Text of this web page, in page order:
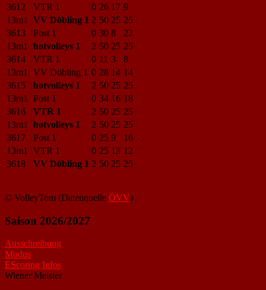
3612
VTR 1 0 26 17 9
13m1
VV Döbling 1 2 50 25 25
3613
Post 1 0 30 8
22
13m1
hotvolleys 1 2 50 25 25
3614
VTR 1 0 11 3
8
13m1
VV Döbling 1 0 28 14 14
3615
hotvolleys 1 2 50 25 25
13m1
Post 1 0 34 16 18
3616
VTR 1 2 50 25 25
13m1
hotvolleys 1 2 50 25 25
3617
Post 1 0 25 9
16
13m1
VTR 1 0 25 13 12
3618
VV Döbling 1 2 50 25 25
© VolleyTom (Datenquelle ÖVV)
Saison 2026/2027
Ausschreibung
Modus
EScoring Infos
Wiener Meister